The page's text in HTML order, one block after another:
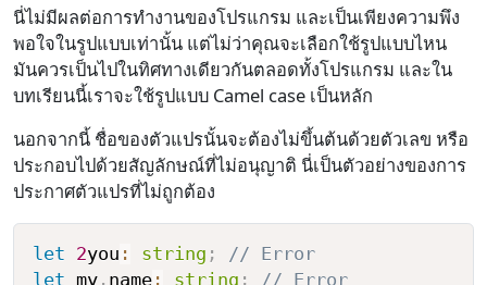
นี่ไม่มีผลต่อการทำงานของโปรแกรม และเป็นเพียงความพึง
พอใจในรูปแบบเท่านั้น แต่ไม่ว่าคุณจะเลือกใช้รูปแบบไหน
มันควรเป็นไปในทิศทางเดียวกันตลอดทั้งโปรแกรม และใน
บทเรียนนี้เราจะใช้รูปแบบ Camel case เป็นหลัก
นอกจากนี้ ชื่อของตัวแปรนั้นจะต้องไม่ขึ้นต้นด้วยตัวเลข หรือ
ประกอบไปด้วยสัญลักษณ์ที่ไม่อนุญาติ นี่เป็นตัวอย่างของการ
ประกาศตัวแปรที่ไม่ถูกต้อง
let 2you : string ;
// Error
let my. name: string ; // Error